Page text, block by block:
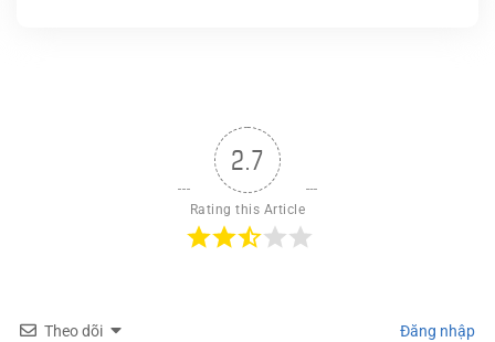
2.7
Rating this Article
Theo dõi Đăng nhập